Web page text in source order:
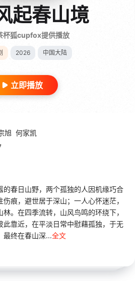
起春山境
杯狐cupfox提供播放
2026 中国大陆
立即播放
旭 何家凯
的春日山野，两个孤独的人因机缘巧合
痕，避世居于深山；一人心怀迷茫，
。在四季流转，山风鸟鸣的环绕下，
此靠近，在平淡日常中慰藉孤独，于无
最终在春山深...全文